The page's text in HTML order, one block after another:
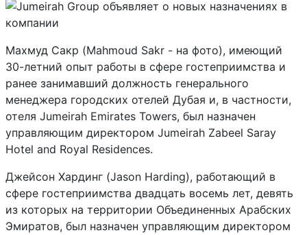
Махмуд Сакр (Mahmoud Sakr - на фото), имеющий
30-летний опыт работы в сфере гостеприимства и
ранее занимавший должность генерального
менеджера городских отелей Дубая и, в частности,
отеля Jumeirah Emirates Towers, был назначен
управляющим директором Jumeirah Zabeel Saray
Hotel and Royal Residences.
Джейсон Хардинг (Jason Harding), работающий в
сфере гостеприимства двадцать восемь лет, девять
из которых на территории Объединенных Арабских
Эмиратов, был назначен управляющим директором